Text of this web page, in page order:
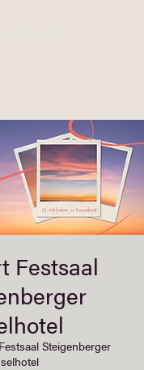
Festsaal
Festsaal Steigenberger